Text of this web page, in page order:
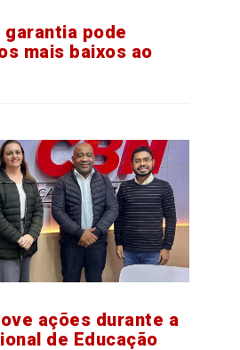
pode
mais baixos ao
ações durante a
de Educação